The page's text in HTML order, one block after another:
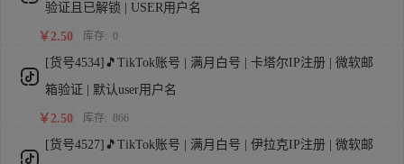
验证且已解锁 | USER用户名
￥2.50 库存: 0
[货号4534]🎵TikTok账号 | 满月白号 | 卡塔尔IP注册 | 微软邮
箱验证 | 默认user用户名
￥2.50 库存: 866
[货号4527]🎵TikTok账号 | 满月白号 | 伊拉克IP注册 | 微软邮